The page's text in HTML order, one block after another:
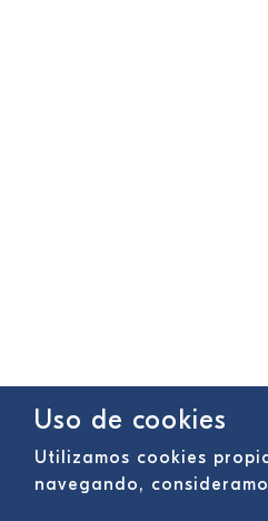
Uso de cookies
Utilizamos cookies
navegando,